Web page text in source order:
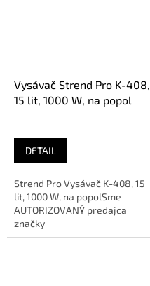
Vysávač Strend Pro K-408,
15 lit, 1000 W, na popol
DETAIL
Strend Pro Vysávač K-408, 15
lit, 1000 W, na popolSme
AUTORIZOVANÝ predajca
značky